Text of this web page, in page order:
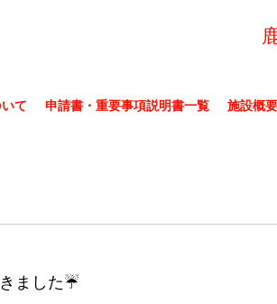
て 申請書・重要事項説明書一覧 施設概要
ました☔